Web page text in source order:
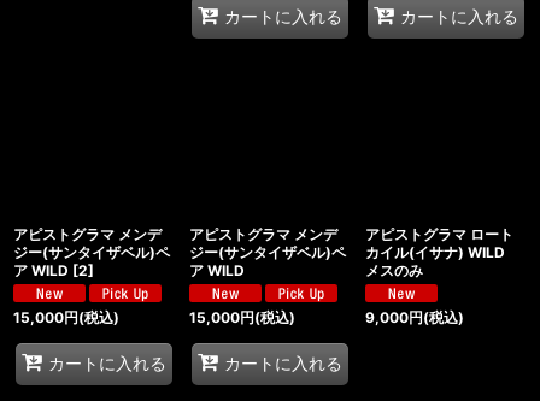
カートに入れる カートに入れる
アピストグラマ メンデ
ジー(サンタイザベル)ペ
ア WILD [2]
15,000円(税込)
カートに入れる
アピストグラマ メンデ
ジー(サンタイザベル)ペ
ア WILD
15,000円(税込)
カートに入れる
アピストグラマ ロート
カイル(イサナ) WILD
メスのみ
9,000円(税込)